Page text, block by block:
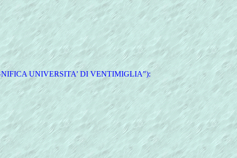
UNIVERSITA' DI VENTIMIGLIA"):